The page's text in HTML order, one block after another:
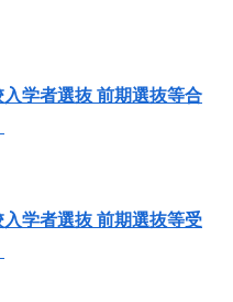
学者選抜 前期選抜等合
学者選抜 前期選抜等受